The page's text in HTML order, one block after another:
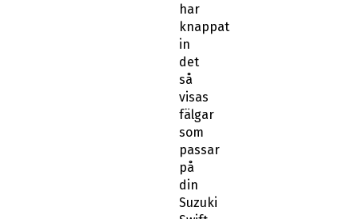
har
knappat
in
det
så
visas
fälgar
som
passar
på
din
Suzuki